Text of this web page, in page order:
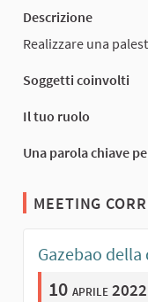
Descrizione
Realizzare una
Soggetti coinvolti
Il tuo ruolo
Una parola chiave
MEETING
Gazebao
10 aprile 2022